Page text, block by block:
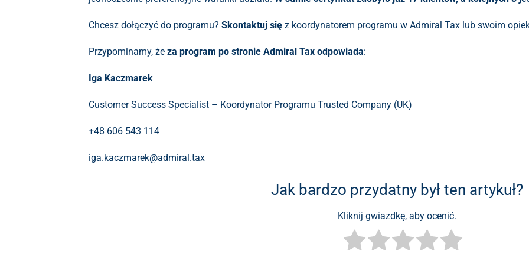
Chcesz dołączyć do programu? Skontaktuj się z koordynatorem programu w Admiral Tax lub swoim
Przypominamy, że za program po stronie Admiral Tax odpowiada:
Iga Kaczmarek
Customer Success Specialist – Koordynator Programu Trusted Company (UK)
+48 606 543 114
iga.kaczmarek@admiral.tax
Jak bardzo przydatny był ten artykuł?
Kliknij gwiazdkę, aby ocenić.